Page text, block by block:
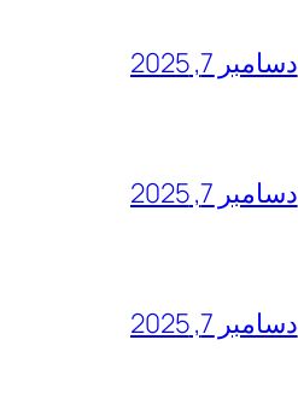
دسامبر 7, 2025
دسامبر 7, 2025
دسامبر 7, 2025